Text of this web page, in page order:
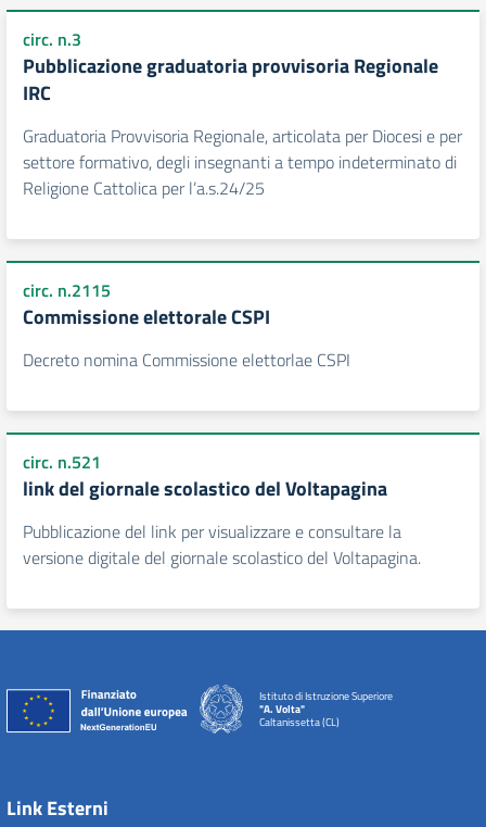
circ. n.3
Pubblicazione graduatoria provvisoria Regionale
IRC
Graduatoria Provvisoria Regionale, articolata per Diocesi e per
settore formativo, degli insegnanti a tempo indeterminato di
Religione Cattolica per l’a.s.24/25
circ. n.2115
Commissione elettorale CSPI
Decreto nomina Commissione elettorlae CSPI
circ. n.521
link del giornale scolastico del Voltapagina
Pubblicazione del link per visualizzare e consultare la
versione digitale del giornale scolastico del Voltapagina.
Istituto di Istruzione Superiore
"A. Volta"
Caltanissetta (CL)
Link Esterni